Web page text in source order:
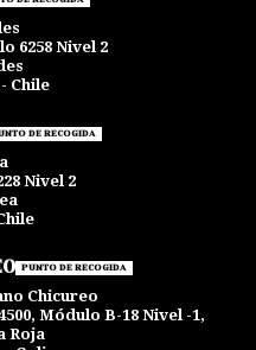
6258 Nivel 2
Chile
DE RECOGIDA
Nivel 2
PUNTO DE RECOGIDA
Chicureo
Módulo B-18 Nivel -1,
Roja